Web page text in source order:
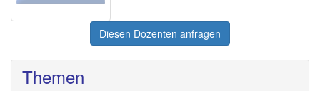
Diesen Dozenten anfragen
Themen